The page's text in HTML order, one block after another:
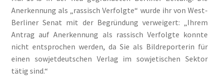
Anerkennung als „rassisch Verfolgte“ wurde ihr von West-
Berliner Senat mit der Begründung verweigert: „Ihrem
Antrag auf Anerkennung als rassisch Verfolgte konnte
nicht entsprochen werden, da Sie als Bildreporterin für
einen sowjetdeutschen Verlag im sowjetischen Sektor
tätig sind.“